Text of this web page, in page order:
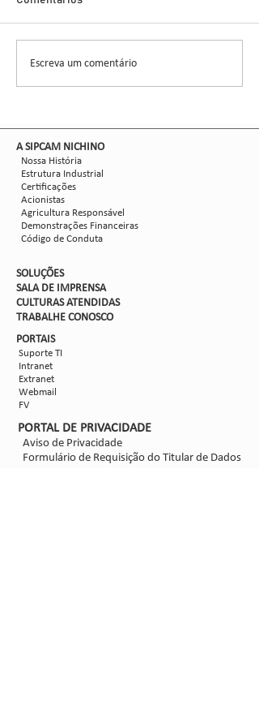
Nova safra de milho:
como mitigar as perdas
Escreva um comentário
​A SIPCAM NICHINO
Nossa História
Estrutura Industrial
Certificações
Acionistas
Agricultura Responsável
Demonstrações Financeiras
Código de Conduta
SOLUÇÕES
SALA DE IMPRENSA
CULTURAS ATENDIDAS
TRABALHE CONOSCO
PORTAIS
Suporte TI
Intranet
Extranet
Webmail
FV
PORTAL DE PRIVACIDADE
Aviso de Privacidade
Formulário de Requisição do Titular de Dados